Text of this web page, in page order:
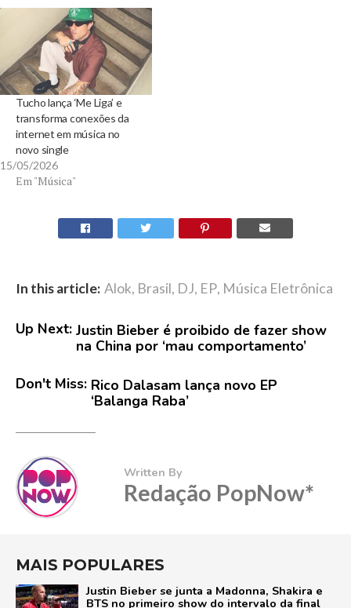
Tucho lança ‘Me Liga’ e
transforma conexões da
internet em música no
novo single
15/05/2026
Em "Música"
In this article: Alok, Brasil, DJ, EP, Música Eletrônica
Up Next: Justin Bieber é proibido de fazer show
na China por ‘mau comportamento’
Don't Miss: Rico Dalasam lança novo EP
‘Balanga Raba’
Written By
Redação PopNow*
MAIS POPULARES
Justin Bieber se junta a Madonna, Shakira e
BTS no primeiro show do intervalo da final